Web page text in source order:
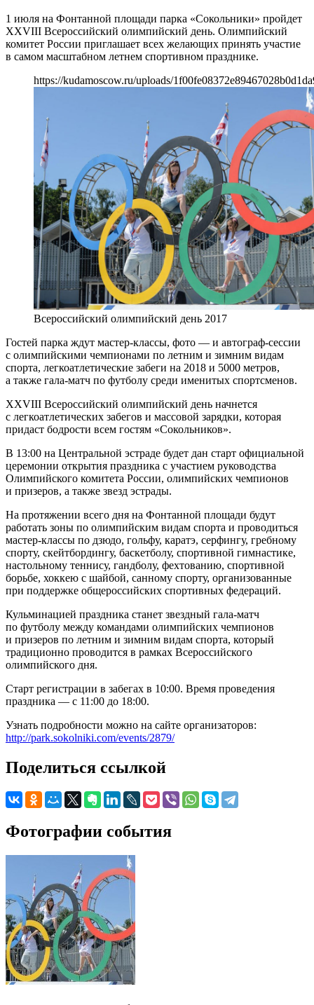
1 июля на Фонтанной площади парка «Сокольники» пройдет
XXVIII Всероссийский олимпийский день. Олимпийский
комитет России приглашает всех желающих принять участие
в самом масштабном летнем спортивном празднике.
https://kudamoscow.ru/uploads/
Всероссийский олимпийский день 2017
Гостей парка ждут мастер-классы, фото — и автограф-сессии
с олимпийскими чемпионами по летним и зимним видам
спорта, легкоатлетические забеги на 2018 и 5000 метров,
а также гала-матч по футболу среди именитых спортсменов.
XXVIII Всероссийский олимпийский день начнется
с легкоатлетических забегов и массовой зарядки, которая
придаст бодрости всем гостям «Сокольников».
В 13:00 на Центральной эстраде будет дан старт официальной
церемонии открытия праздника с участием руководства
Олимпийского комитета России, олимпийских чемпионов
и призеров, а также звезд эстрады.
На протяжении всего дня на Фонтанной площади будут
работать зоны по олимпийским видам спорта и проводиться
мастер-классы по дзюдо, гольфу, каратэ, серфингу, гребному
спорту, скейтбордингу, баскетболу, спортивной гимнастике,
настольному теннису, гандболу, фехтованию, спортивной
борьбе, хоккею с шайбой, санному спорту, организованные
при поддержке общероссийских спортивных федераций.
Кульминацией праздника станет звездный гала-матч
по футболу между командами олимпийских чемпионов
и призеров по летним и зимним видам спорта, который
традиционно проводится в рамках Всероссийского
олимпийского дня.
Старт регистрации в забегах в 10:00. Время проведения
праздника — с 11:00 до 18:00.
Узнать подробности можно на сайте организаторов:
http://park.sokolniki.com/events/2879/
Поделиться ссылкой
Фотографии события